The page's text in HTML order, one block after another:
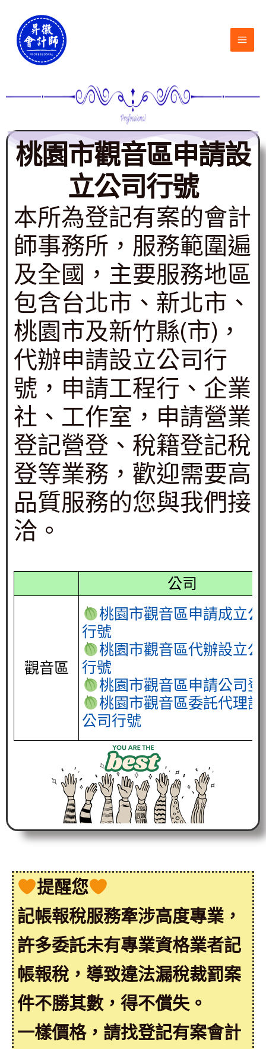
桃園市觀音區申請設
立公司行號
本所為登記有案的會計
師事務所，服務範圍遍
及全國，主要服務地區
包含台北市、新北市、
桃園市及新竹縣(市)，
代辦申請設立公司行
號，申請工程行、企業
社、工作室，申請營業
登記營登、稅籍登記稅
登等業務，歡迎需要高
品質服務的您與我們接
洽。
公司
觀音區
桃園市觀音區申請成立
行號
桃園市觀音區代辦設立
行號
桃園市觀音區申請公司
桃園市觀音區委託代理
公司行號
提醒您
記帳報稅服務牽涉高度專業，
許多委託未有專業資格業者記
帳報稅，導致違法漏稅裁罰案
件不勝其數，得不償失。
一樣價格，請找登記有案會計